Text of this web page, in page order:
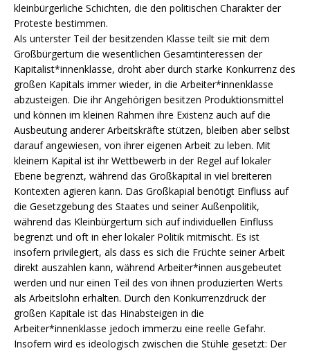
kleinbürgerliche Schichten, die den politischen Charakter der
Proteste bestimmen.
Als unterster Teil der besitzenden Klasse teilt sie mit dem
Großbürgertum die wesentlichen Gesamtinteressen der
Kapitalist*innenklasse, droht aber durch starke Konkurrenz des
großen Kapitals immer wieder, in die Arbeiter*innenklasse
abzusteigen. Die ihr Angehörigen besitzen Produktionsmittel
und können im kleinen Rahmen ihre Existenz auch auf die
Ausbeutung anderer Arbeitskräfte stützen, bleiben aber selbst
darauf angewiesen, von ihrer eigenen Arbeit zu leben. Mit
kleinem Kapital ist ihr Wettbewerb in der Regel auf lokaler
Ebene begrenzt, während das Großkapital in viel breiteren
Kontexten agieren kann. Das Großkapial benötigt Einfluss auf
die Gesetzgebung des Staates und seiner Außenpolitik,
während das Kleinbürgertum sich auf individuellen Einfluss
begrenzt und oft in eher lokaler Politik mitmischt. Es ist
insofern privilegiert, als dass es sich die Früchte seiner Arbeit
direkt auszahlen kann, während Arbeiter*innen ausgebeutet
werden und nur einen Teil des von ihnen produzierten Werts
als Arbeitslohn erhalten. Durch den Konkurrenzdruck der
großen Kapitale ist das Hinabsteigen in die
Arbeiter*innenklasse jedoch immerzu eine reelle Gefahr.
Insofern wird es ideologisch zwischen die Stühle gesetzt: Der